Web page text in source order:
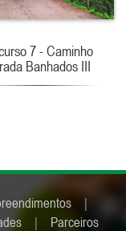
7 - Caminho
Banhados III
|
|
Parceiros